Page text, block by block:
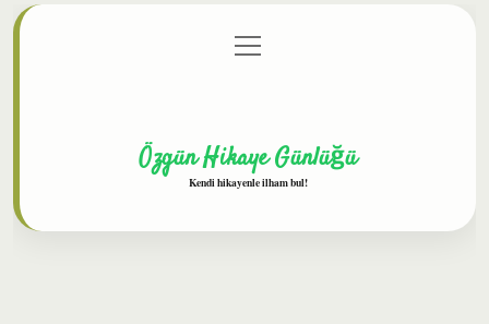
Gizlilik Politikası
menüyü
aç
Özgün Hikaye Günlüğü
Kendi hikayenle ilham bul!